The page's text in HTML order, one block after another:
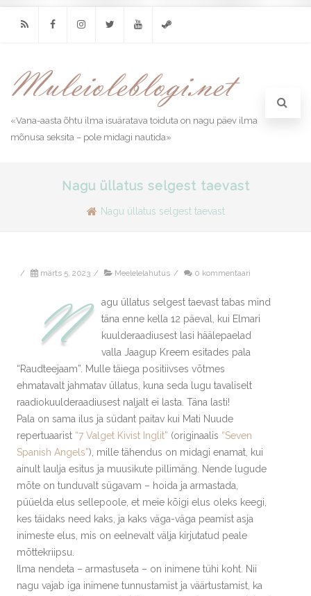
«Vana-aasta õhtu ilma isuäratava toiduta on nagu päev ilma
mõnusa seksita – pole midagi nautida»
Nagu üllatus selgest taevast
Nagu üllatus selgest taevast
/ märts 5, 2023 / Meelelelahutus / 0 kommentaari
N
agu üllatus selgest taevast tabas mind
täna enne kella 12 päeval, kui Elmari
kuulderaadiusest lasi häälepaelad
valla Jaagup Kreem esitades pala
“Raudteejaam”. Mulle täiega positiivses võtmes
ehmatavalt jahmatav üllatus, kuna seda lugu tavaliselt
raadiokuulderaadiusest naljalt ei lasta. Täna lasti!
Pala on sama ilus ja südant paitav kui Mati Nuude
repertuaarist “7 Valget Kivist Inglit” (originaalis “Seven
Spanish Angels”), mille tähendus on midagi enamat, kui
ainult laulja esitus ja muusikute pillimäng. Nende lugude
mõte on tunduvalt sügavam – hoida ja armastada,
püüelda elus sellepoole, et meie kõigi elus oleks keegi,
kes täidaks need kaks, ja kaks väga-väga peamist asja
inimeste elus, mis on eelnevalt välja kirjutatud peale
mõttekriipsu.
Ilma nendeta – armastuseta – on inimene tühi koht. Nii
nagu vajab iga inimene tunnustamist ja väärtustamist, ka